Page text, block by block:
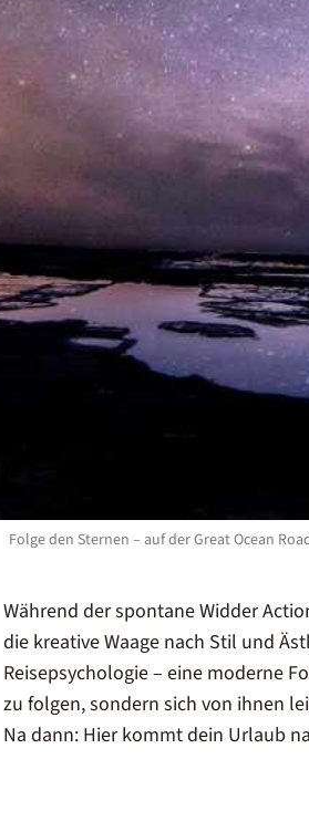
Folge den Sternen – auf der Great Ocean
Während der spontane Widder
die kreative Waage nach Stil und
Reisepsychologie – eine moderne
zu folgen, sondern sich von ihnen
Na dann: Hier kommt dein Urlaub